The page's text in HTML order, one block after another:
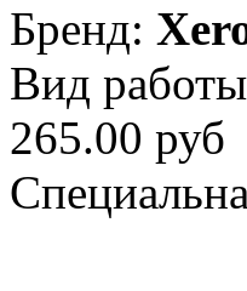
Бренд:
Вид
265.00 руб